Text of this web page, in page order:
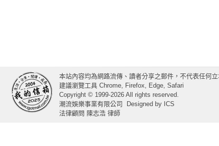
本站內容均為網路流傳、讀者分享之郵件，不代表任何
建議瀏覽工具 Chrome, Firefox, Edge, Safari
Copyright © 1999-2026 All rights reserved.
潮流娛樂事業有限公司
Designed by ICS
法律顧問 陳志浩 律師